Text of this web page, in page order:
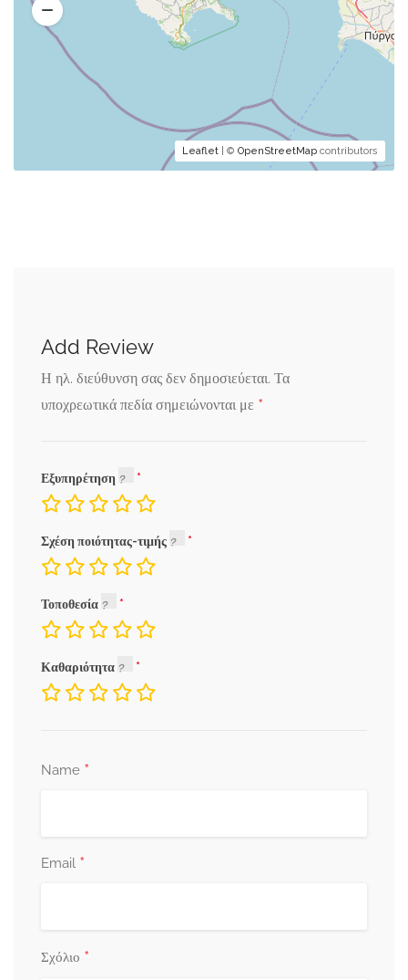
Leaflet | © OpenStreetMap contributors
Add Review
Η ηλ. διεύθυνση σας δεν δημοσιεύεται. Τα
υποχρεωτικά πεδία σημειώνονται με *
Εξυπηρέτηση
Σχέση ποιότητας-τιμής
Τοποθεσία
Καθαριότητα
Name *
Email *
Σχόλιο *